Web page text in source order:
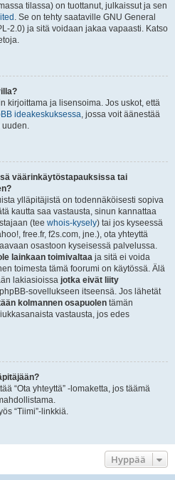
tilassa) on tuottanut, julkaissut ja sen
. Se on tehty saataville GNU General
2.0) ja sitä voidaan jakaa vapaasti. Katso
kirjoittama ja lisensoima. Jos uskot, että
ideakeskuksessa, jossa voit äänestää
uuden.
väärinkäytöstapauksissa tai
ylläpitäjistä on todennäköisesti sopiva
kautta saa vastausta, sinun kannattaa
(tee whois-kysely) tai jos kyseessä
free.fr, f2s.com, jne.), ota yhteyttä
osastoon kyseisessä palvelussa.
lainkaan toimivaltaa ja sitä ei voida
toimesta tämä foorumi on käytössä. Älä
lakiasioissa jotka eivät liity
sovellukseen itseensä. Jos lähetät
kolmannen osapuolen tämän
vastausta, jos edes
“Ota yhteyttä” -lomaketta, jos täämä
“Tiimi”-linkkiä.
Hyppää